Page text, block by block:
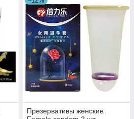
Презервативы женские